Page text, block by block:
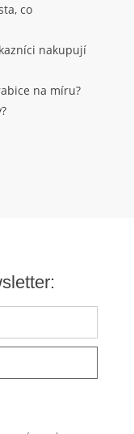
co
nakupují
na míru?